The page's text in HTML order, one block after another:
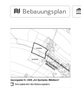
Bebauungsplan